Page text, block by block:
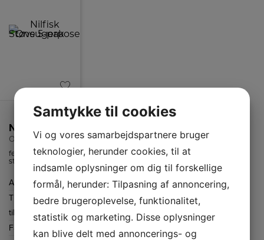
One 5-pak
fem stk.
støvsugerposer
til Nilfisk One
Antal
5-pak
Tilbehør
til
Støvsugere
Farve Hvid
Samtykke til cookies
Vi og vores samarbejdspartnere bruger
teknologier, herunder cookies, til at
indsamle oplysninger om dig til forskellige
formål, herunder: Tilpasning af annoncering,
bedre brugeroplevelse, funktionalitet,
statistik og marketing. Disse oplysninger
kan blive delt med annoncerings- og